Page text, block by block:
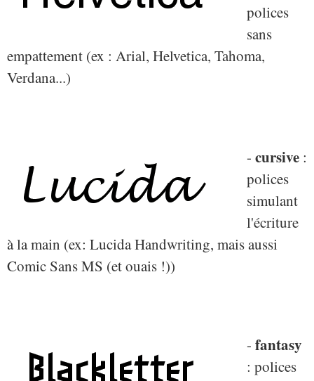
polices
sans
empattement (ex : Arial, Helvetica, Tahoma,
Verdana...)
- cursive :
polices
simulant
l'écriture
à la main (ex: Lucida Handwriting, mais aussi
Comic Sans MS (et ouais !))
- fantasy
: polices